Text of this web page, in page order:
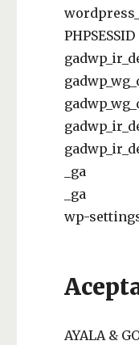
PHPSESSID
_ga
_ga
wp-
AYALA &